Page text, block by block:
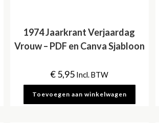
1974 Jaarkrant Verjaardag
Vrouw – PDF en Canva Sjabloon
€5,95 Incl. BTW
Toevoegen aan winkelwagen